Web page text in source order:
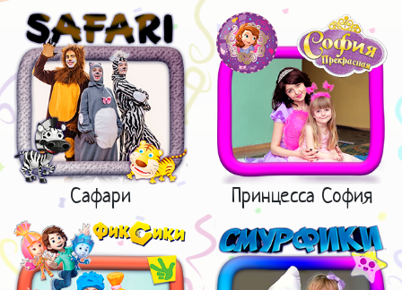
Сафари Принцесса София